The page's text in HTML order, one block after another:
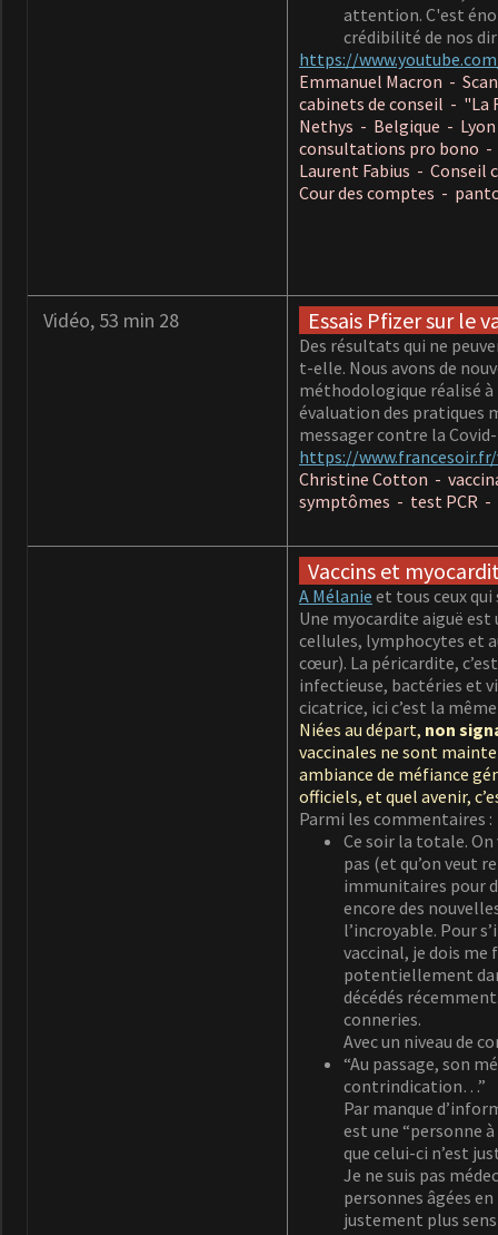
attention. C'est
crédibilité de nos
https://
Emmanuel Macron -
cabinets de conseil -
Nethys - Belgique -
consultations pro bono
Laurent Fabius -
Cour des comptes -
Vidéo, 53 min 28 Essais Pfizer sur le
Des résultats qui ne
t-elle. Nous avons de
méthodologique réalisé à
évaluation des pratiques
messager contre la
https://
Christine Cotton -
symptômes - test PCR
Vaccins et
A Mélanie et tous ceux
Une myocardite aiguë
cellules, lymphocytes et
cœur). La péricardite,
infectieuse, bactéries et
cicatrice, ici c’est la
Niées au départ, non
vaccinales ne sont
ambiance de méfiance
officiels, et quel avenir,
Parmi les commentaires :
Ce soir la totale.
pas (et qu’on veut
immunitaires pour
encore des
l’incroyable. Pour
vaccinal, je dois
potentiellement
décédés
conneries.
Avec un niveau de
“Au passage, son
contrindication…”
Par manque
est une “personne
que celui-ci n’est
Je ne suis pas
personnes âgées
justement plus